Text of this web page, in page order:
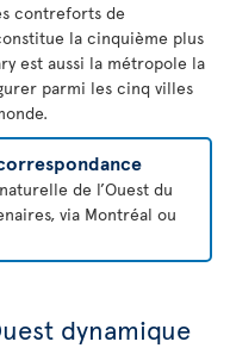
contreforts de
la cinquième plus
est aussi la métropole la
parmi les cinq villes
de l’Ouest du
via Montréal ou
dynamique